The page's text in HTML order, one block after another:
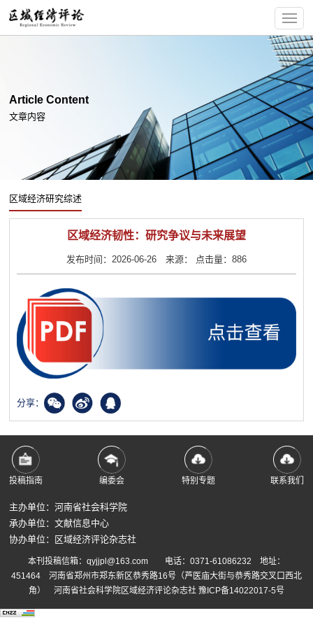
Article Content
文章内容
区域经济研究综述
区域经济韧性：研究争议与未来展望
发布时间：2026-06-26 来源： 点击量：886
分享：
投稿指南 编委会 特别专题 联系我们
主办单位：河南省社会科学院
承办单位：文献信息中心
协办单位：区域经济评论杂志社
本刊投稿信箱：qyjjpl@163.com 电话：0371-61086232 地址：
451464 河南省郑州市郑东新区恭秀路16号（芦医庙大街与恭秀路交叉口西北
角） 河南省社会科学院区域经济评论杂志社 豫ICP备14022017-5号